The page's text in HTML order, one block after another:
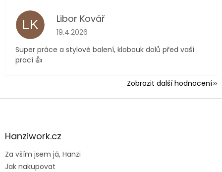
LK Libor Kovář
Hodnocení obchodu je 5 z 5 hvězdiček.
19.4.2026
Super práce a stylové balení, klobouk dolů před vaší
prací 👍
Zobrazit další hodnocení
Z
aHanziwork.cz
Za vším jsem já, Hanzi
Jak nakupovat